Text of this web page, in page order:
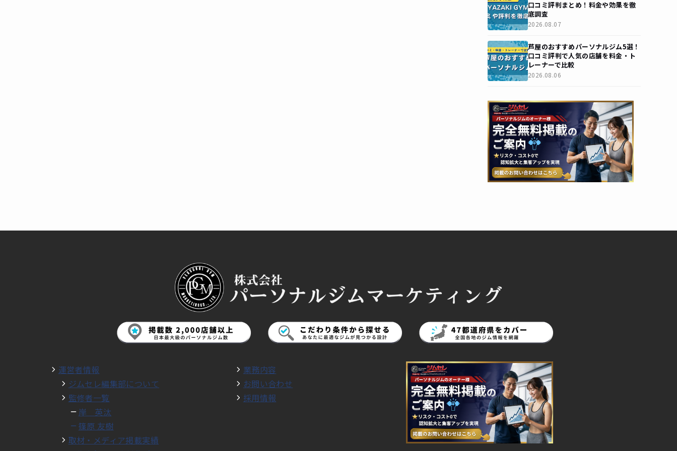
口コミ評判まとめ！料金や効果を徹
底調査
2026.08.07
芦屋のおすすめパーソナルジム5選！
口コミ評判で人気の店舗を料金・ト
レーナーで比較
2026.08.06
運営者情報
ジムセレ編集部について
監修者一覧
岸 英汰
篠原 友樹
取材・メディア掲載実績
業務内容
お問い合わせ
採用情報